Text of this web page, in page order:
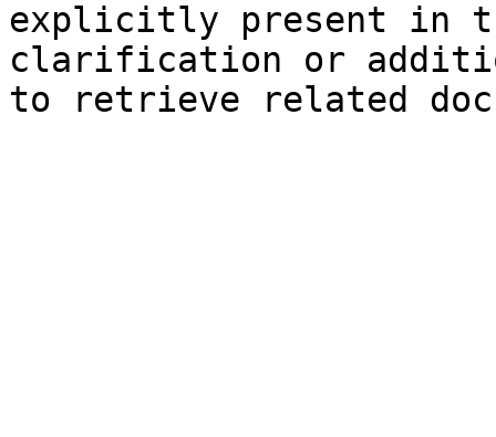
explicitly present in
clarification or